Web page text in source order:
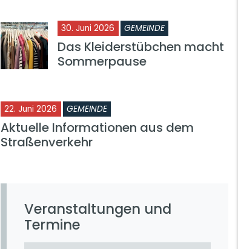
30. Juni 2026 GEMEINDE
Das Kleiderstübchen macht
Sommerpause
22. Juni 2026 GEMEINDE
Aktuelle Informationen aus dem
Straßenverkehr
Veranstaltungen und
Termine